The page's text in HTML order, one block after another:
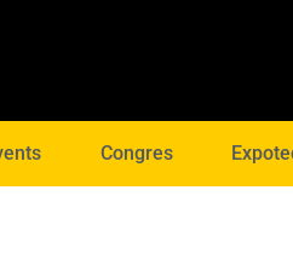
Congres